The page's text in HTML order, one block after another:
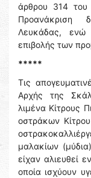
άρθρου 314
Προανάκριση
Λευκάδας, ενώ
επιβολής των
*****
Τις
Αρχής της
λιμένα Κίτρους
οστράκων
μαλακίων
είχαν αλιευθεί
οποία ισχύουν